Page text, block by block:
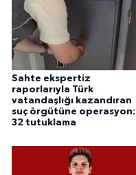
Sahte ekspertiz
raporlarıyla Türk
vatandaşlığı kazandıran
suç örgütüne operasyon:
32 tutuklama